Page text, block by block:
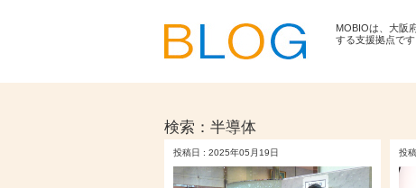
MOBIOは、大阪
する支援拠点です
検索： 半導体
投稿日 : 2025年05月19日 投